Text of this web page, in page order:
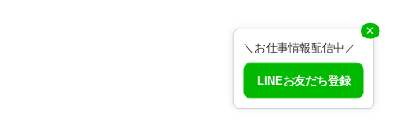
✕
＼お仕事情報配信中／
LINEお友だち登録